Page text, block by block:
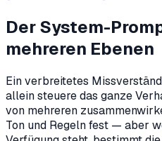
Der System-
mehreren Ebenen
Ein verbreitetes
allein steuere das ganze
von mehreren
Ton und Regeln fest — aber